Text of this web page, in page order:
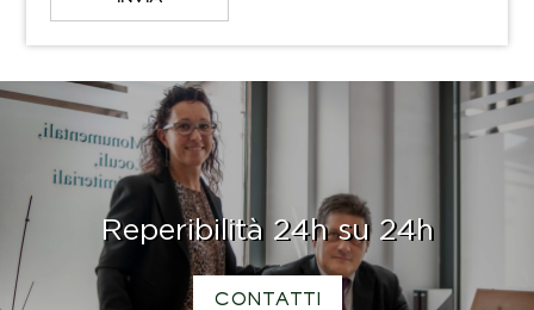
Reperibilità 24h su 24h
CONTATTI